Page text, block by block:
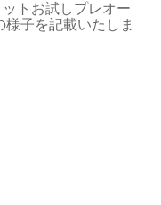
トお試しプレオー
子を記載いたしま